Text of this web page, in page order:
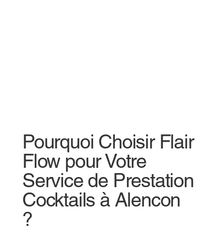
Pourquoi Choisir Flair
Flow pour Votre
Service de Prestation
Cocktails à Alencon
?